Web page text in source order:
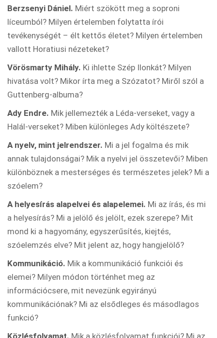
Berzsenyi Dániel. Miért szökött meg a soproni
líceumból? Milyen értelemben folytatta írói
tevékenységét – élt kettős életet? Milyen értelemben
vallott Horatiusi nézeteket?
Vörösmarty Mihály. Ki ihlette Szép Ilonkát? Milyen
hivatása volt? Mikor írta meg a Szózatot? Miről szól a
Guttenberg-albuma?
Ady Endre. Mik jellemezték a Léda-verseket, vagy a
Halál-verseket? Miben különleges Ady költészete?
A nyelv, mint jelrendszer. Mi a jel fogalma és mik
annak tulajdonságai? Mik a nyelvi jel összetevői? Miben
különböznek a mesterséges és természetes jelek? Mi a
szóelem?
A helyesírás alapelvei és alapelemei. Mi az írás, és mi
a helyesírás? Mi a jelölő és jelölt, ezek szerepe? Mit
mond ki a hagyomány, egyszerűsítés, kiejtés,
szóelemzés elve? Mit jelent az, hogy hangjelölő?
Kommunikáció. Mik a kommunikáció funkciói és
elemei? Milyen módon történhet meg az
információcsere, mit nevezünk egyirányú
kommunikációnak? Mi az elsődleges és másodlagos
funkció?
Közlésfolyamat. Mik a közlésfolyamat funkciói? Mi az